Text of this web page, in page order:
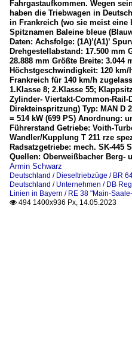
Fahrgastaufkommen. Wegen
haben die Triebwagen in
in Frankreich (wo sie meist eine
Spitznamen Baleine bleue
Daten: Achsfolge: (1A)’(A1)’
Drehgestellabstand: 17.500 mm
28.888 mm Größte Breite: 3.044
Höchstgeschwindigkeit: 120 km/
Frankreich für 140 km/h
1.Klasse 8; 2.Klasse 55;
Zylinder- Viertakt-Common-Rail-
Direkteinspritzung) Typ: MAN D
= 514 kW (699 PS) Anordnung:
Führerstand Getriebe: Voith-
Wandler/Kupplung T 211 rze
Radsatzgetriebe: mech. SK-445
Quellen: Oberweißbacher Berg-
Armin Schwarz
Deutschland / Dieseltriebzüge / BR
Deutschland / Unternehmen / DB
Linien in Bayern / RE 38 "Main-
 494 1400x936 Px, 14.05.2023